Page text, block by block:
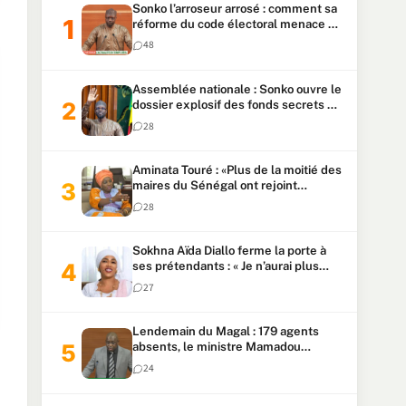
Sonko l’arroseur arrosé : comment sa
réforme du code électoral menace sa
candidature
48
Assemblée nationale : Sonko ouvre le
dossier explosif des fonds secrets et
du patrimoine présidentiel
28
Aminata Touré : «Plus de la moitié des
maires du Sénégal ont rejoint
Kiiraay»
28
Sokhna Aïda Diallo ferme la porte à
ses prétendants : « Je n’aurai plus
jamais un autre mari »
27
Lendemain du Magal : 179 agents
absents, le ministre Mamadou
Lamine Dianté exige des explications
24